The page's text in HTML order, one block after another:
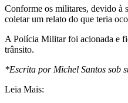
Conforme os militares, devido à
coletar um relato do que teria
A Polícia Militar foi acionada e
trânsito.
*Escrita por Michel Santos sob
Leia Mais: